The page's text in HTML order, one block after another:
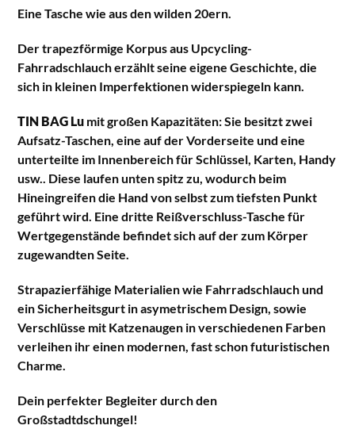
Eine Tasche wie aus den wilden 20ern.
Der trapezförmige Korpus aus Upcycling-
Fahrradschlauch erzählt seine eigene Geschichte, die
sich in kleinen Imperfektionen widerspiegeln kann.
TIN BAG Lu mit großen Kapazitäten: Sie besitzt zwei
Aufsatz-Taschen, eine auf der Vorderseite und eine
unterteilte im Innenbereich für Schlüssel, Karten, Handy
usw.. Diese laufen unten spitz zu, wodurch beim
Hineingreifen die Hand von selbst zum tiefsten Punkt
geführt wird. Eine dritte Reißverschluss-Tasche für
Wertgegenstände befindet sich auf der zum Körper
zugewandten Seite.
Strapazierfähige Materialien wie Fahrradschlauch und
ein Sicherheitsgurt in asymetrischem Design, sowie
Verschlüsse mit Katzenaugen in verschiedenen Farben
verleihen ihr einen modernen, fast schon futuristischen
Charme.
Dein perfekter Begleiter durch den
Großstadtdschungel!